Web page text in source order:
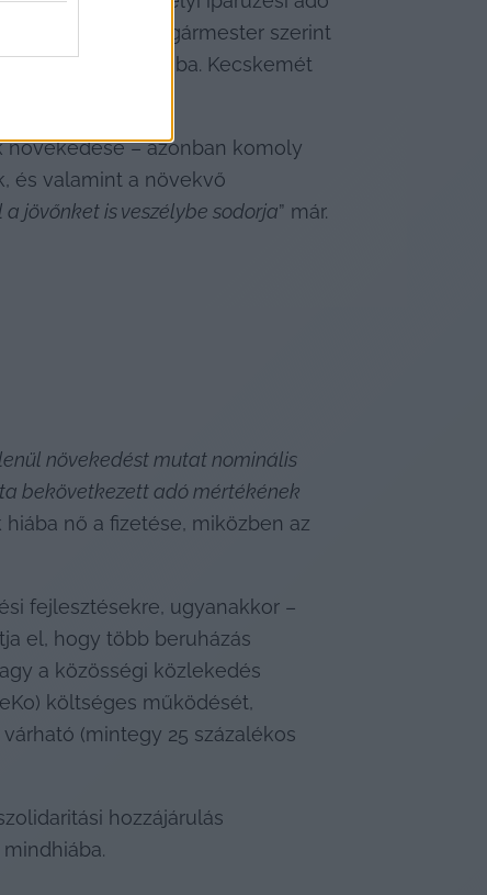
a stratégia a polgármester szerint
érkezett a városba. Kecskemét
növekedése – azonban komoly
és valamint a növekvő
jövőnket is veszélybe sodorja” már.
növekedést mutat nominális
bekövetkezett adó mértékének
hiába nő a fizetése, miközben az
fejlesztésekre, ugyanakkor –
el, hogy több beruházás
a közösségi közlekedés
költséges működését,
(mintegy 25 százalékos
hozzájárulás